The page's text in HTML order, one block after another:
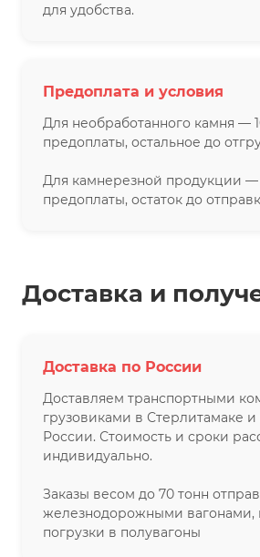
для удобства.
Предоплата и условия
Для необработанного камня —
предоплаты, остальное до
Для камнерезной продукции —
предоплаты, остаток до
Доставка и
Доставка по России
Доставляем транспортными
грузовиками в Стерлитамаке и
России. Стоимость и сроки
индивидуально.
Заказы весом до 70 тонн
железнодорожными вагонами,
погрузки в полувагоны